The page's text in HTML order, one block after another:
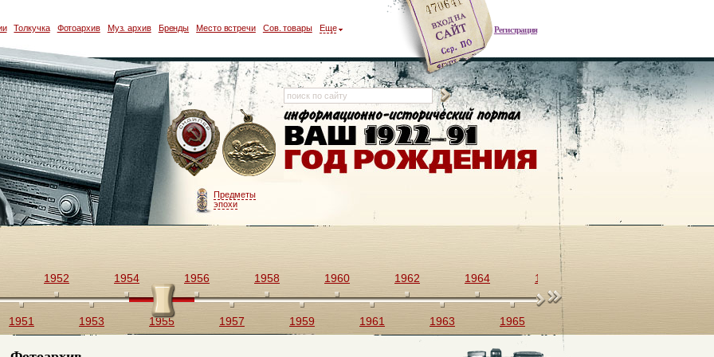
Регистрация
Толкучка Фотоархив Муз. архив Бренды Место встречи Сов. товары Еще
Предметы
эпохи
1951
1952
1953
1954
1955
1956
1957
1958
1959
1960
1961
1962
1963
1964
1965
1966